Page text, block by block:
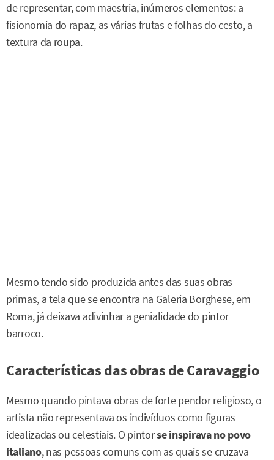
de representar, com maestria, inúmeros elementos: a
fisionomia do rapaz, as várias frutas e folhas do cesto, a
textura da roupa.
Mesmo tendo sido produzida antes das suas obras-
primas, a tela que se encontra na Galeria Borghese, em
Roma, já deixava adivinhar a genialidade do pintor
barroco.
Características das obras de Caravaggio
Mesmo quando pintava obras de forte pendor religioso, o
artista não representava os indivíduos como figuras
idealizadas ou celestiais. O pintorse inspirava no povo
italiano, nas pessoas comuns com as quais se cruzava